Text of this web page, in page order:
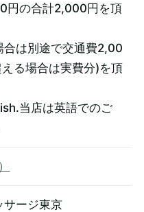
円の合計2,000円を頂
合は別途で交通費2,00
る場合は実費分)を頂
当店は英語でのご
サージ東京